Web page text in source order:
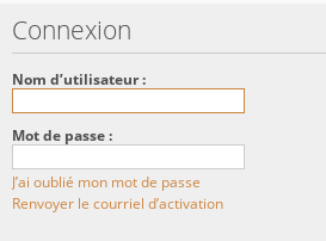
Connexion
Nom d’utilisateur :
Mot de passe :
J’ai oublié mon mot de passe
Renvoyer le courriel d’activation